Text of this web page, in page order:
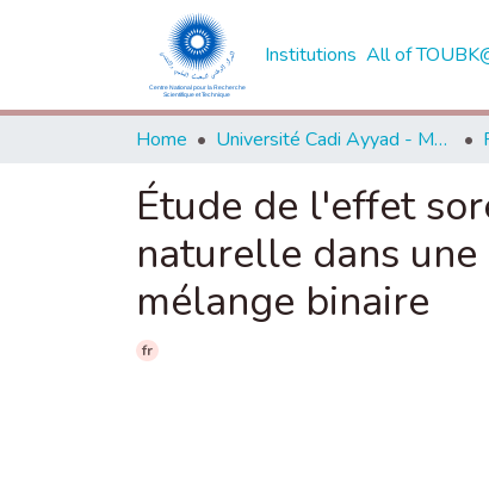
Institutions All of
Home Université Cadi Ayyad - Marrakech
Étude de l'effet
naturelle dans
mélange binaire
fr